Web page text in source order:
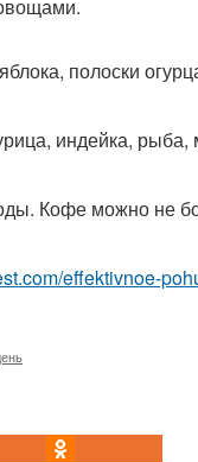
полоски
индейка,
Кофе можно не
effektivnoe-